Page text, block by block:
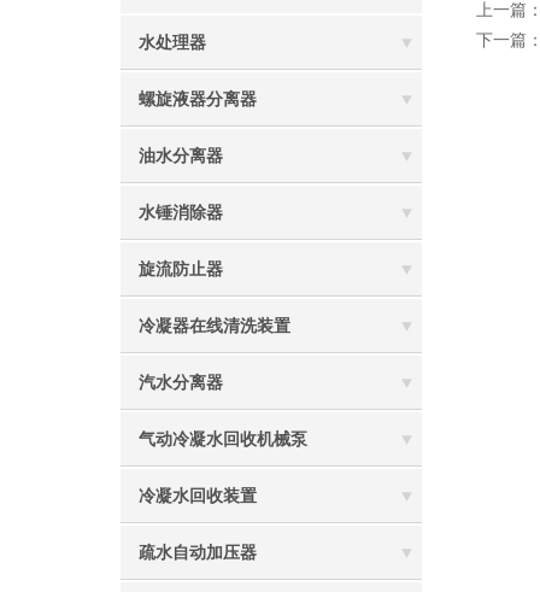
水处理器
螺旋液器分离器
油水分离器
水锤消除器
旋流防止器
冷凝器在线清洗装置
汽水分离器
气动冷凝水回收机械泵
冷凝水回收装置
疏水自动加压器
上一篇
下一篇